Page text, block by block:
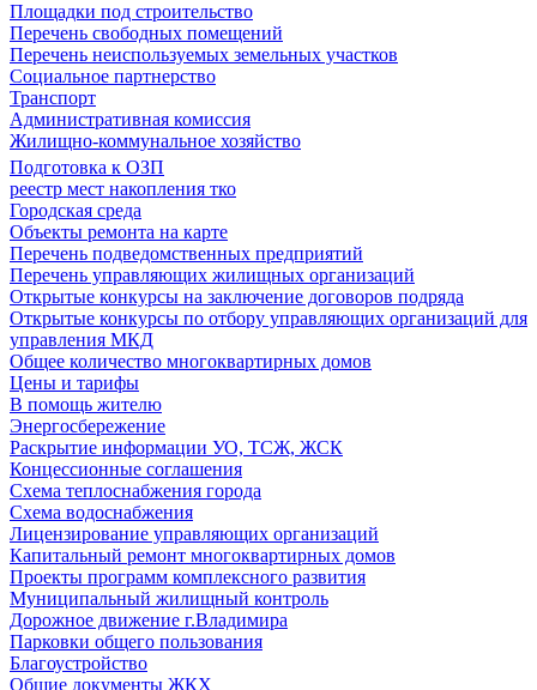
Площадки под строительство
Перечень свободных помещений
Перечень неиспользуемых земельных участков
Социальное партнерство
Транспорт
Административная комиссия
Жилищно-коммунальное хозяйство
Подготовка к ОЗП
реестр мест накопления тко
Городская среда
Объекты ремонта на карте
Перечень подведомственных предприятий
Перечень управляющих жилищных организаций
Открытые конкурсы на заключение договоров подряда
Открытые конкурсы по отбору управляющих организаций для
управления МКД
Общее количество многоквартирных домов
Цены и тарифы
В помощь жителю
Энергосбережение
Раскрытие информации УО, ТСЖ, ЖСК
Концессионные соглашения
Схема теплоснабжения города
Схема водоснабжения
Лицензирование управляющих организаций
Капитальный ремонт многоквартирных домов
Проекты программ комплексного развития
Муниципальный жилищный контроль
Дорожное движение г.Владимира
Парковки общего пользования
Благоустройство
Общие документы ЖКХ